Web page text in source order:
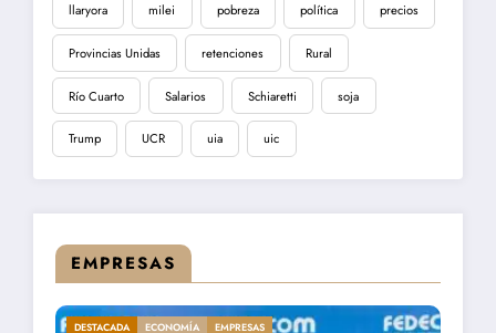
llaryora milei pobreza política precios
Provincias Unidas retenciones Rural
Río Cuarto Salarios Schiaretti soja
Trump UCR uia uic
EMPRESAS
DESTACADA ECONOMÍA EMPRESAS